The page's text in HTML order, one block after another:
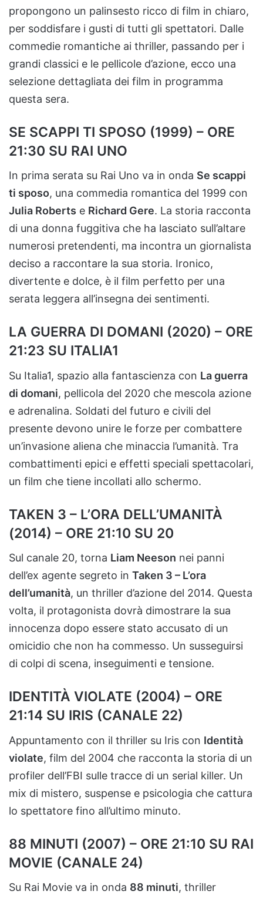
propongono un palinsesto ricco di film in chiaro,
per soddisfare i gusti di tutti gli spettatori. Dalle
commedie romantiche ai thriller, passando per i
grandi classici e le pellicole d’azione, ecco una
selezione dettagliata dei film in programma
questa sera.
SE SCAPPI TI SPOSO (1999) – ORE
21:30 SU RAI UNO
In prima serata su Rai Uno va in onda Se scappi
ti sposo, una commedia romantica del 1999 con
Julia Roberts e Richard Gere. La storia racconta
di una donna fuggitiva che ha lasciato sull’altare
numerosi pretendenti, ma incontra un giornalista
deciso a raccontare la sua storia. Ironico,
divertente e dolce, è il film perfetto per una
serata leggera all’insegna dei sentimenti.
LA GUERRA DI DOMANI (2020) – ORE
21:23 SU ITALIA1
Su Italia1, spazio alla fantascienza con La guerra
di domani, pellicola del 2020 che mescola azione
e adrenalina. Soldati del futuro e civili del
presente devono unire le forze per combattere
un’invasione aliena che minaccia l’umanità. Tra
combattimenti epici e effetti speciali spettacolari,
un film che tiene incollati allo schermo.
TAKEN 3 – L’ORA DELL’UMANITÀ
(2014) – ORE 21:10 SU 20
Sul canale 20, torna Liam Neeson nei panni
dell’ex agente segreto in Taken 3 – L’ora
dell’umanità, un thriller d’azione del 2014. Questa
volta, il protagonista dovrà dimostrare la sua
innocenza dopo essere stato accusato di un
omicidio che non ha commesso. Un susseguirsi
di colpi di scena, inseguimenti e tensione.
IDENTITÀ VIOLATE (2004) – ORE
21:14 SU IRIS (CANALE 22)
Appuntamento con il thriller su Iris con Identità
violate, film del 2004 che racconta la storia di un
profiler dell’FBI sulle tracce di un serial killer. Un
mix di mistero, suspense e psicologia che cattura
lo spettatore fino all’ultimo minuto.
88 MINUTI (2007) – ORE 21:10 SU RAI
MOVIE (CANALE 24)
Su Rai Movie va in onda 88 minuti, thriller